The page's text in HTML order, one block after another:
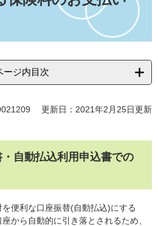
ージ内目次
更新日：2021年2月25日更新
自動払込利用申込書での
便利な口座振替(自動払込)にする
から自動的に引き落とされるため、